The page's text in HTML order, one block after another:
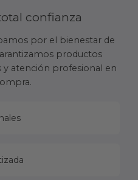
confianza
por el bienestar de
productos
y atención profesional en